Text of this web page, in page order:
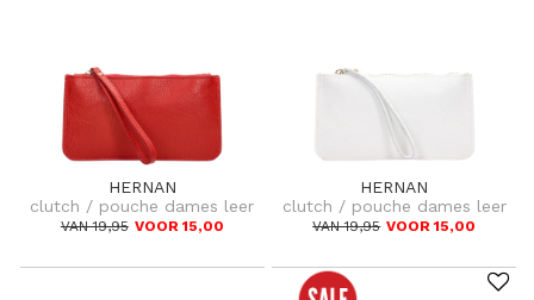
HERNAN
clutch / pouche dames leer
VAN 19,95 VOOR 15,00
HERNAN
clutch / pouche dames leer
VAN 19,95 VOOR 15,00